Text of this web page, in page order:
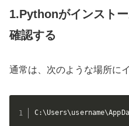
1.Pythonがインスト
確認する
通常は、次のような場所に